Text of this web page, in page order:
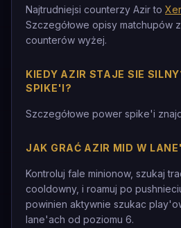
Najtrudniejsi counterzy Azir to
Szczegółowe opisy matchupów
counterów wyżej.
KIEDY AZIR STAJE SIE
SPIKE'I?
Szczegółowe power spike'i
JAK GRAĆ AZIR MID W
Kontroluj fale minionow, szukaj
cooldowny, i roamuj po
powinien aktywnie szukac
lane'ach od poziomu 6.